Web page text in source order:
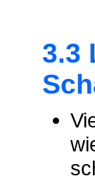
3.3